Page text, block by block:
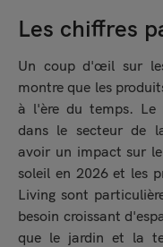
Les chiffres
Un coup d'œil sur
montre que les
à l'ère du temps. Le
dans le secteur de
avoir un impact sur
soleil en 2026 et les
Living sont
besoin croissant
que le jardin et la